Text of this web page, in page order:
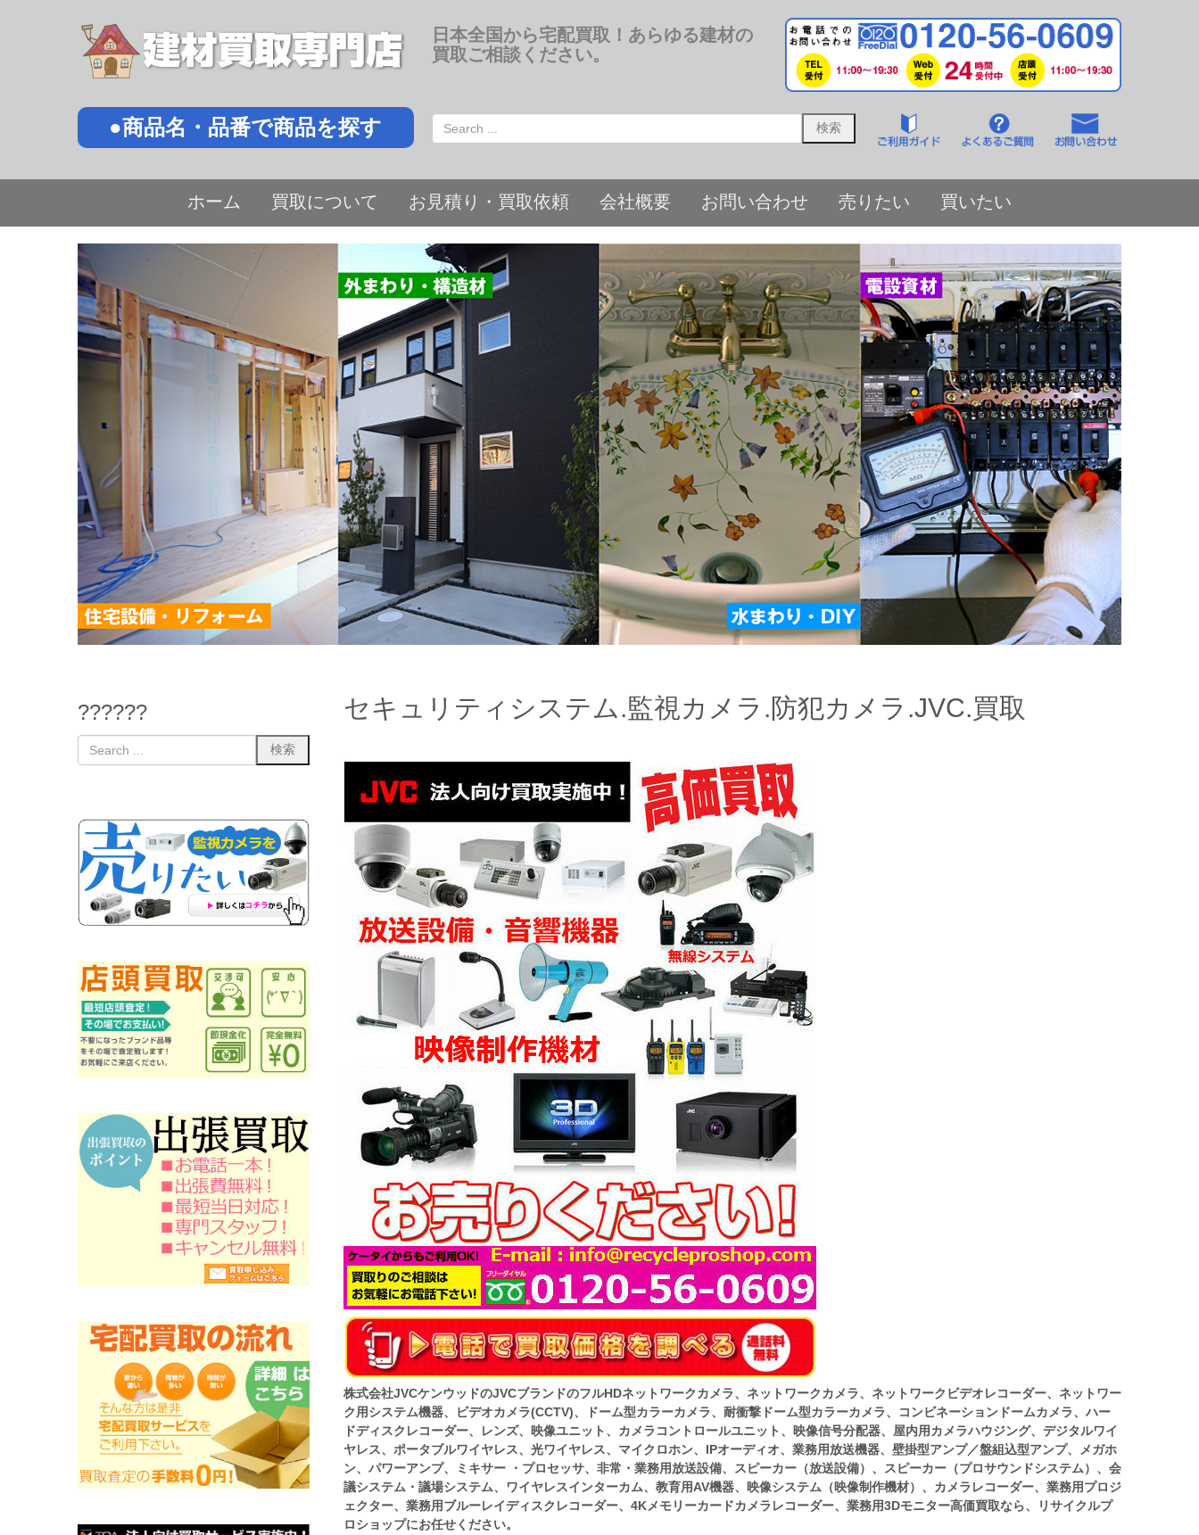
日本全国から宅配買取！あらゆる建材の
買取ご相談ください。
●商品名・品番で商品を探す
ホーム 買取について お見積り・買取依頼 会社概要 お問い合わせ 売りたい 買いたい
セキュリティシステム.監視カメラ.防犯カメラ.JVC.買取
株式会社JVCケンウッドのJVCブランドのフルHDネットワークカメラ、ネットワークカメラ、ネットワークビデオレコーダー、ネットワー
ク用システム機器、ビデオカメラ(CCTV)、ドーム型カラーカメラ、耐衝撃ドーム型カラーカメラ、コンビネーションドームカメラ、ハー
ドディスクレコーダー、レンズ、映像ユニット、カメラコントロールユニット、映像信号分配器、屋内用カメラハウジング、デジタルワイ
ヤレス、ポータブルワイヤレス、光ワイヤレス、マイクロホン、IPオーディオ、業務用放送機器、壁掛型アンプ／盤組込型アンプ、メガホ
ン、パワーアンプ、ミキサー ・プロセッサ、非常・業務用放送設備、スピーカー（放送設備）、スピーカー（プロサウンドシステム）、会
議システム・議場システム、ワイヤレスインターカム、教育用AV機器、映像システム（映像制作機材）、カメラレコーダー、業務用プロジ
ェクター、業務用ブルーレイディスクレコーダー、4Kメモリーカードカメラレコーダー、業務用3Dモニター高価買取なら、リサイクルプ
ロショップにお任せください。
??????